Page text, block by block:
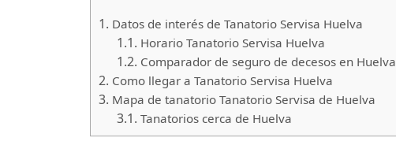
1. Datos de interés de Tanatorio Servisa Huelva
1.1. Horario Tanatorio Servisa Huelva
1.2. Comparador de seguro de decesos en Huelva
2. Como llegar a Tanatorio Servisa Huelva
3. Mapa de tanatorio Tanatorio Servisa de Huelva
3.1. Tanatorios cerca de Huelva